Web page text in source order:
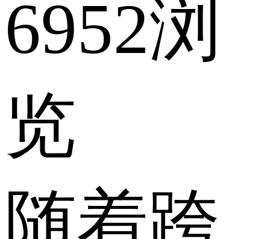
6952浏
览
随着跨